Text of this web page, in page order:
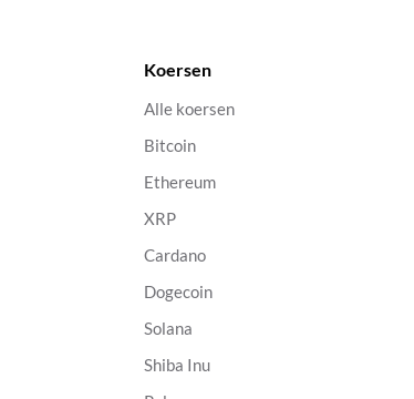
Koersen
Alle koersen
Bitcoin
Ethereum
XRP
Cardano
Dogecoin
Solana
Shiba Inu